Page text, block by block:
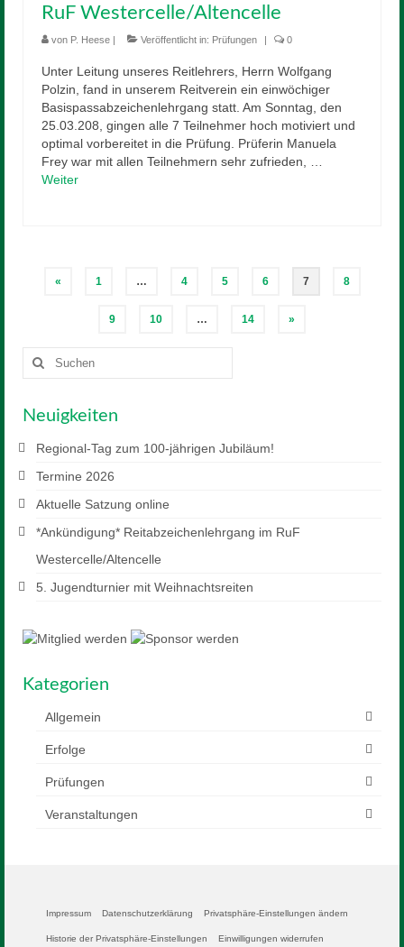
RuF Westercelle/Altencelle
von P. Heese | Veröffentlicht in: Prüfungen | 0
Unter Leitung unseres Reitlehrers, Herrn Wolfgang
Polzin, fand in unserem Reitverein ein einwöchiger
Basispassabzeichenlehrgang statt. Am Sonntag, den
25.03.208, gingen alle 7 Teilnehmer hoch motiviert und
optimal vorbereitet in die Prüfung. Prüferin Manuela
Frey war mit allen Teilnehmern sehr zufrieden, …
Weiter
Seitennummerierung
« 1 … 4 5 6 7 8
9 10 … 14 »
Suchen
nach:
Neuigkeiten
Regional-Tag zum 100-jährigen Jubiläum!
Termine 2026
Aktuelle Satzung online
*Ankündigung* Reitabzeichenlehrgang im RuF
Westercelle/Altencelle
5. Jugendturnier mit Weihnachtsreiten
Kategorien
Allgemein
Erfolge
Prüfungen
Veranstaltungen
Impressum Datenschutzerklärung Privatsphäre-Einstellungen ändern
Historie der Privatsphäre-Einstellungen Einwilligungen widerrufen